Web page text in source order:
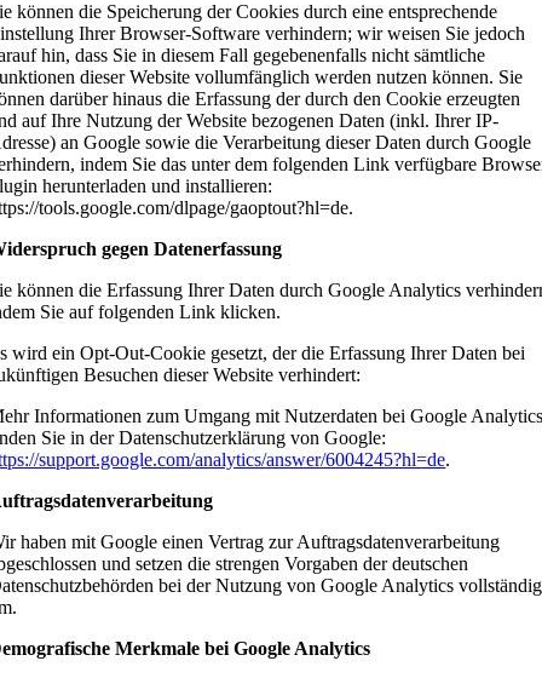
können die Speicherung der Cookies durch eine entsprechende
Ihrer Browser-Software verhindern; wir weisen Sie jedoch
hin, dass Sie in diesem Fall gegebenenfalls nicht sämtliche
dieser Website vollumfänglich werden nutzen können. Sie
darüber hinaus die Erfassung der durch den Cookie erzeugten
auf Ihre Nutzung der Website bezogenen Daten (inkl. Ihrer IP-
an Google sowie die Verarbeitung dieser Daten durch Google
indem Sie das unter dem folgenden Link verfügbare
herunterladen und installieren:
tools.google.com/dlpage/gaoptout?hl=de.
gegen Datenerfassung
können die Erfassung Ihrer Daten durch Google Analytics
Sie auf folgenden Link klicken.
wird ein Opt-Out-Cookie gesetzt, der die Erfassung Ihrer Daten bei
Besuchen dieser Website verhindert:
Informationen zum Umgang mit Nutzerdaten bei Google
Sie in der Datenschutzerklärung von Google:
support.google.com/analytics/answer/6004245?hl=de.
haben mit Google einen Vertrag zur Auftragsdatenverarbeitung
und setzen die strengen Vorgaben der deutschen
bei der Nutzung von Google Analytics vollständig
Merkmale bei Google Analytics